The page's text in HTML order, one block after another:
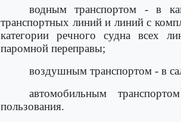
водным транспортом - в
транспортных линий и линий с
категории речного судна всех
паромной переправы;
воздушным транспортом - в
автомобильным
пользования.